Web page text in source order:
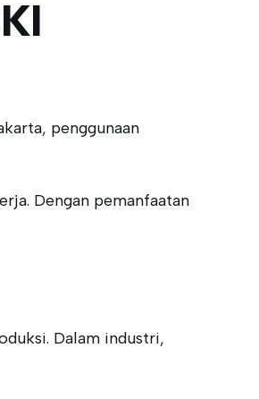
penggunaan
Dengan pemanfaatan
Dalam industri,